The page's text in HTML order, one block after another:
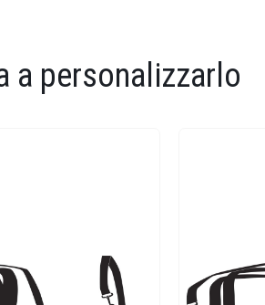
a personalizzarlo